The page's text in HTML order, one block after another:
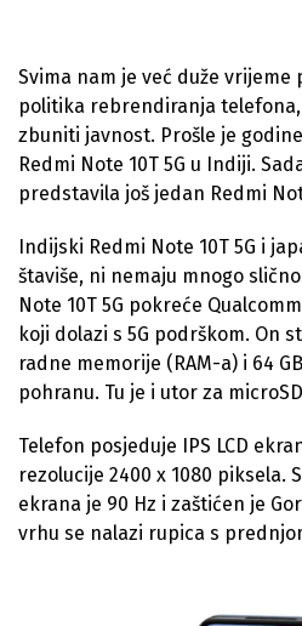
Svima nam je već duže vrijeme
politika rebrendiranja
zbuniti javnost. Prošle je
Redmi Note 10T 5G u Indiji.
predstavila još jedan Redmi
Indijski Redmi Note 10T 5G i
štaviše, ni nemaju mnogo
Note 10T 5G pokreće
koji dolazi s 5G podrškom. On
radne memorije (RAM-a) i 64
pohranu. Tu je i utor za
Telefon posjeduje IPS LCD
rezolucije 2400 x 1080 piksela.
ekrana je 90 Hz i zaštićen je
vrhu se nalazi rupica s